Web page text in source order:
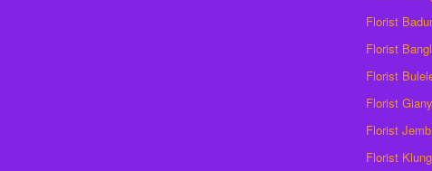
Florist
Florist
Florist
Florist
Florist
Florist